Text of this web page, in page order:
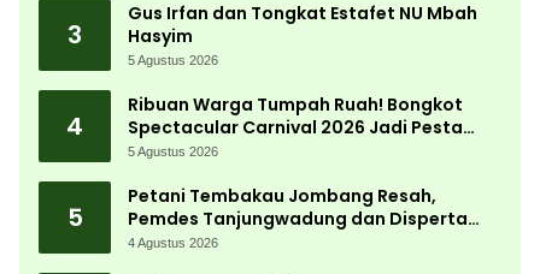
3
Gus Irfan dan Tongkat Estafet NU Mbah
Hasyim
5 Agustus 2026
4
Ribuan Warga Tumpah Ruah! Bongkot
Spectacular Carnival 2026 Jadi Pesta
Kemerdekaan Terbesar di Peterongan
5 Agustus 2026
5
Petani Tembakau Jombang Resah,
Pemdes Tanjungwadung dan Disperta
Bergerak Cepat
4 Agustus 2026